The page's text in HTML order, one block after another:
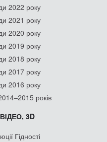
2022 року
2021 року
2020 року
2019 року
2018 року
2017 року
2016 року
років
3D
Гідності